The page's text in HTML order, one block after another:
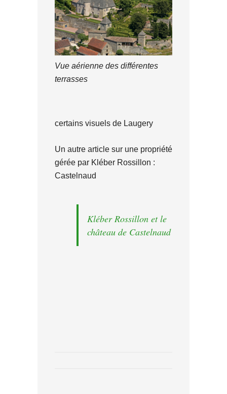
Vue aérienne des différentes
terrasses
certains visuels de Laugery
Un autre article sur une propriété
gérée par Kléber Rossillon :
Castelnaud
Kléber Rossillon et le
château de Castelnaud